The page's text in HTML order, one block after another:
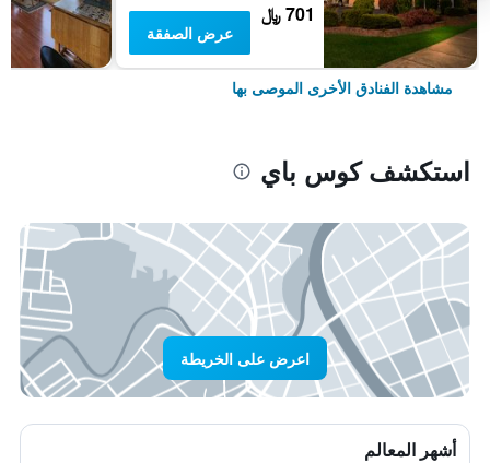
701 ﷼
عرض الصفقة
مشاهدة الفنادق الأخرى الموصى بها
استكشف كوس باي
اعرض على الخريطة
أشهر المعالم